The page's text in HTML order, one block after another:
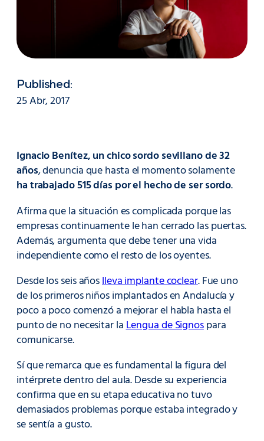
Published:
25 Abr, 2017
Ignacio Benítez, un chico sordo sevillano de 32
años, denuncia que hasta el momento solamente
ha trabajado 515 días por el hecho de ser sordo.
Afirma que la situación es complicada porque las
empresas continuamente le han cerrado las puertas.
Además, argumenta que debe tener una vida
independiente como el resto de los oyentes.
Desde los seis añoslleva implante coclear. Fue uno
de los primeros niños implantados en Andalucía y
poco a poco comenzó a mejorar el habla hasta el
punto de no necesitar laLengua de Signospara
comunicarse.
Sí que remarca que es fundamental la figura del
intérprete dentro del aula. Desde su experiencia
confirma que en su etapa educativa no tuvo
demasiados problemas porque estaba integrado y
se sentía a gusto.